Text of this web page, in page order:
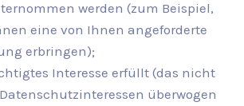
werden (zum Beispiel,
eine von Ihnen angeforderte
erbringen);
Interesse erfüllt (das nicht
überwogen